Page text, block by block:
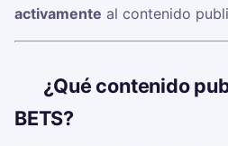
activamente al contenido
¿Qué contenido
BETS?